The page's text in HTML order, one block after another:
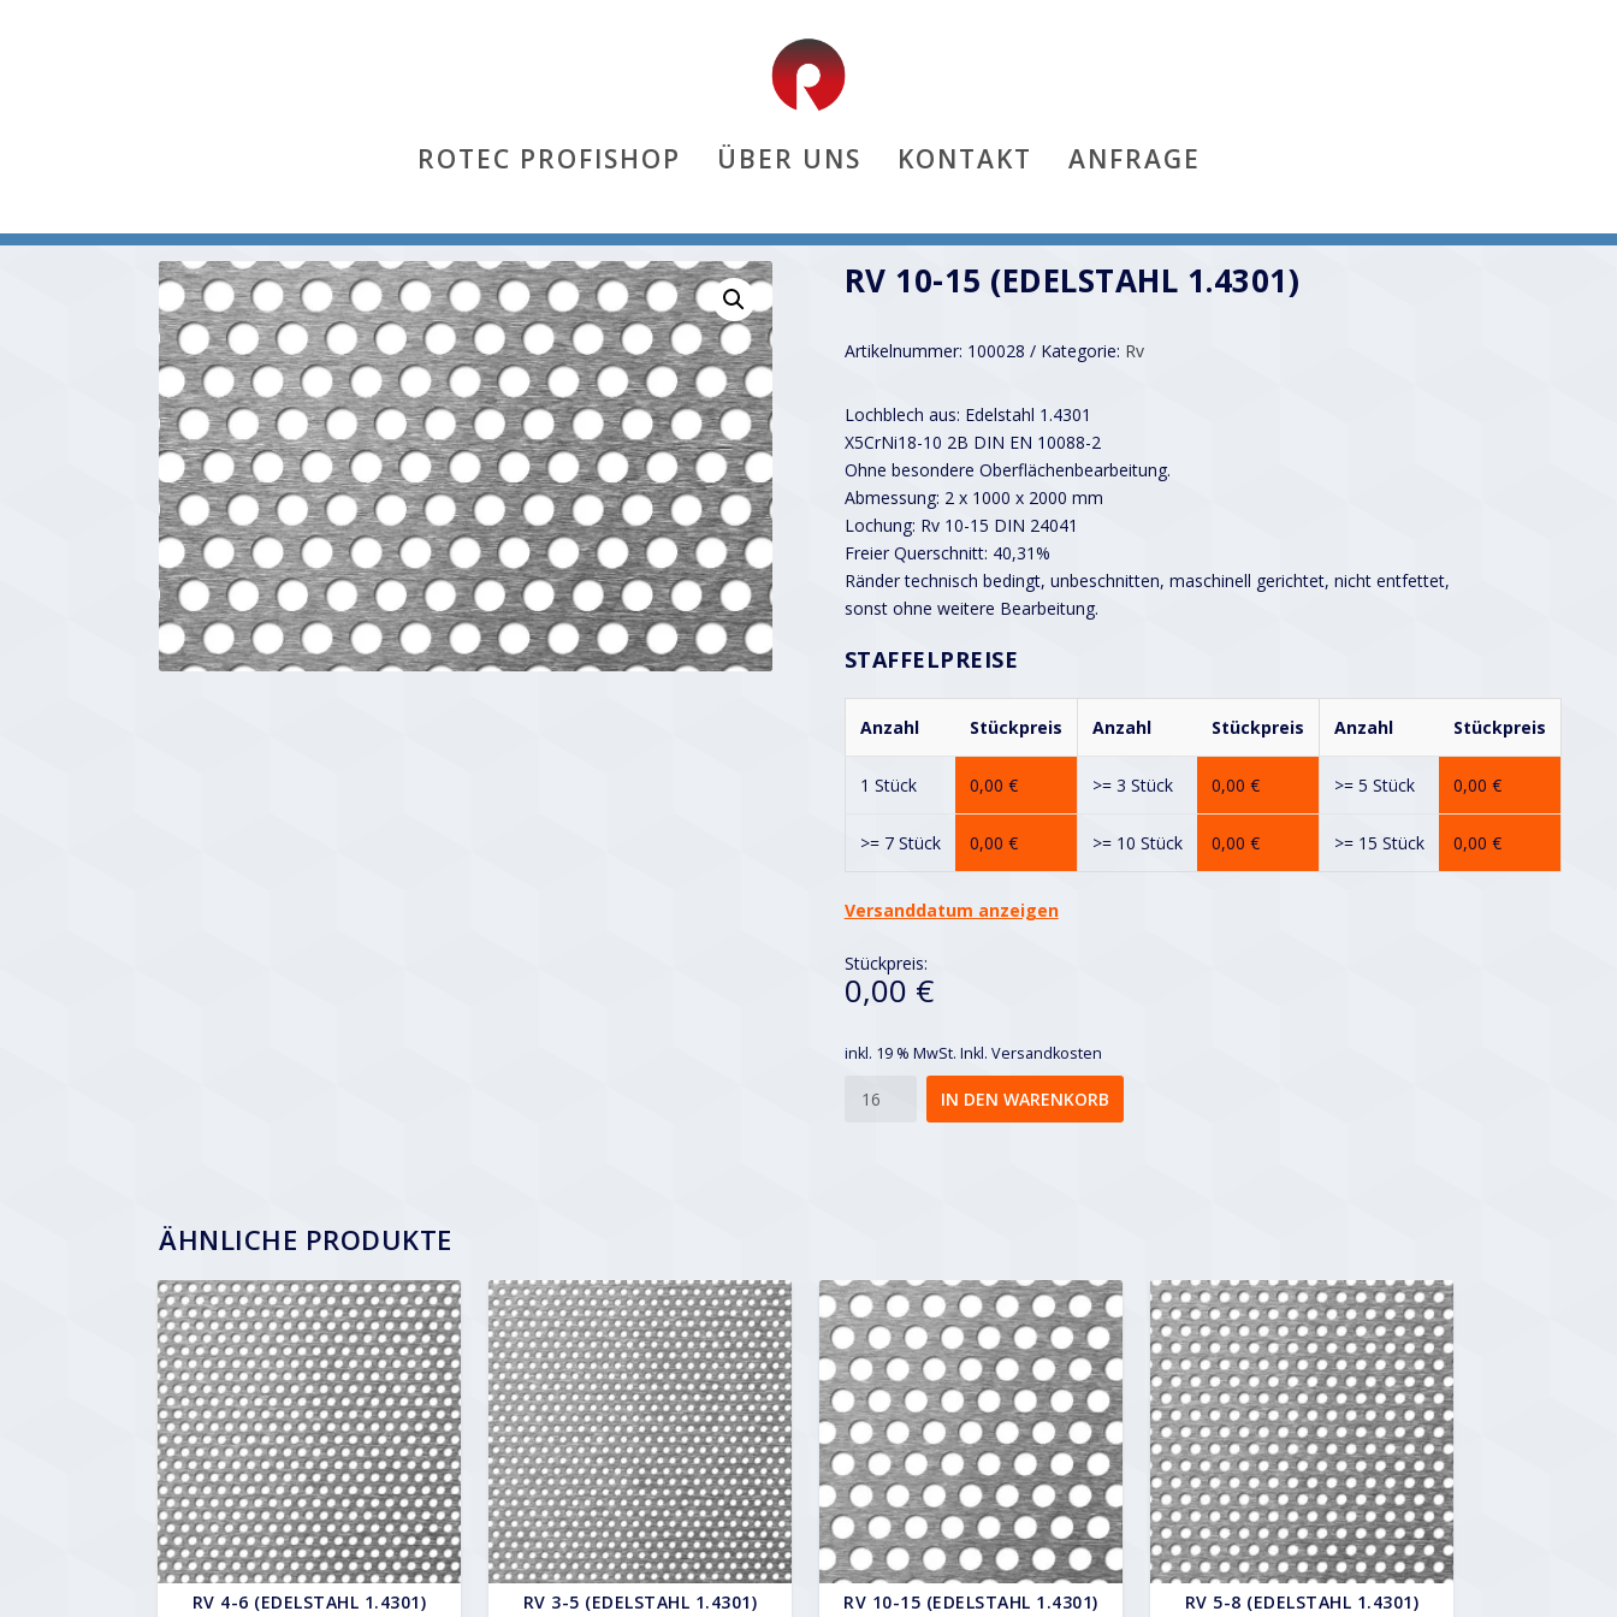
ROTEC PROFISHOP ÜBER UNS KONTAKT ANFRAGE
Start/Rv/ Rv 10-15 (Edelstahl 1.4301)
RV 10-15 (EDELSTAHL 1.4301)
Artikelnummer: 100028 Kategorie: Rv
Lochblech aus: Edelstahl 1.4301
X5CrNi18-10 2B DIN EN 10088-2
Ohne besondere Oberflächenbearbeitung.
Abmessung: 2 x 1000 x 2000 mm
Lochung: Rv 10-15 DIN 24041
Freier Querschnitt: 40,31%
Ränder technisch bedingt, unbeschnitten, maschinell gerichtet, nicht entfettet,
sonst ohne weitere Bearbeitung.
STAFFELPREISE
Anzahl Stückpreis Anzahl Stückpreis Anzahl Stückpreis
1 Stück 0,00 € >= 3 Stück 0,00 € >= 5 Stück 0,00 €
>= 7 Stück 0,00 € >= 10 Stück 0,00 € >= 15 Stück 0,00 €
Versanddatum anzeigen
Stückpreis:
0,00 €
inkl. 19 % MwSt. Inkl. Versandkosten
IN DEN WARENKORB
ÄHNLICHE PRODUKTE
RV 4-6 (EDELSTAHL 1.4301) RV 3-5 (EDELSTAHL 1.4301) RV 10-15 (EDELSTAHL 1.4301) RV 5-8 (EDELSTAHL 1.4301)